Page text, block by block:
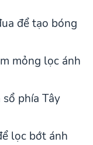
để tạo bóng
mỏng lọc ánh
phía Tây
lọc bớt ánh